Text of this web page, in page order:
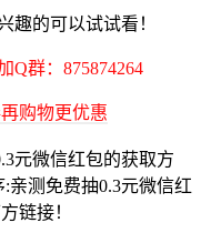
趣的可以试试看！
Q群：875874264
购物更优惠
元微信红包的获取方
亲测免费抽0.3元微信红
链接！